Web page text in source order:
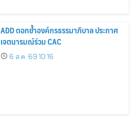
ADD ตอกย้ำองค์กรธรรมาภิบาล ประกาศ
เจตนารมณ์ร่วม CAC
6 ส.ค. 69 10:16